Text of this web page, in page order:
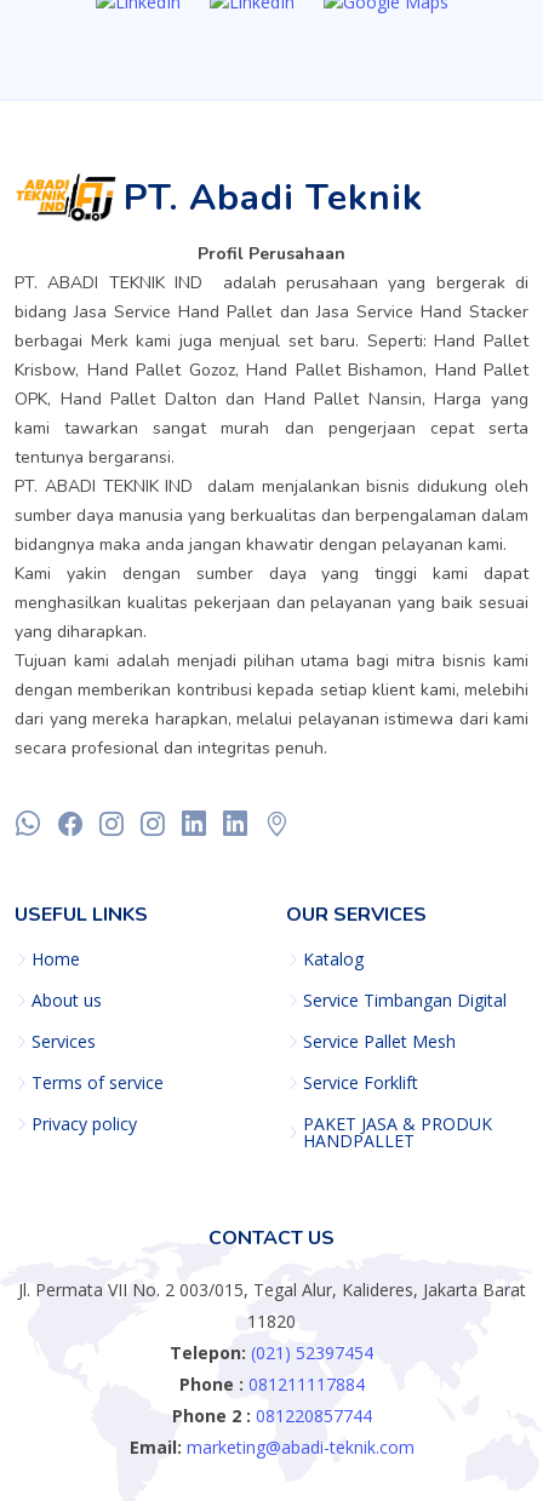
PT. Abadi Teknik
Profil Perusahaan
PT. ABADI TEKNIK IND adalah perusahaan yang bergerak di
bidang Jasa Service Hand Pallet dan Jasa Service Hand Stacker
berbagai Merk kami juga menjual set baru. Seperti: Hand Pallet
Krisbow, Hand Pallet Gozoz, Hand Pallet Bishamon, Hand Pallet
OPK, Hand Pallet Dalton dan Hand Pallet Nansin, Harga yang
kami tawarkan sangat murah dan pengerjaan cepat serta
tentunya bergaransi.
PT. ABADI TEKNIK IND dalam menjalankan bisnis didukung oleh
sumber daya manusia yang berkualitas dan berpengalaman dalam
bidangnya maka anda jangan khawatir dengan pelayanan kami.
Kami yakin dengan sumber daya yang tinggi kami dapat
menghasilkan kualitas pekerjaan dan pelayanan yang baik sesuai
yang diharapkan.
Tujuan kami adalah menjadi pilihan utama bagi mitra bisnis kami
dengan memberikan kontribusi kepada setiap klient kami, melebihi
dari yang mereka harapkan, melalui pelayanan istimewa dari kami
secara profesional dan integritas penuh.
USEFUL LINKS
Home
About us
Services
Terms of service
Privacy policy
OUR SERVICES
Katalog
Service Timbangan Digital
Service Pallet Mesh
Service Forklift
PAKET JASA & PRODUK
HANDPALLET
CONTACT US
Jl. Permata VII No. 2 003/015, Tegal Alur, Kalideres, Jakarta Barat
11820
Telepon: (021) 52397454
Phone : 081211117884
Phone 2 : 081220857744
Email: marketing@abadi-teknik.com